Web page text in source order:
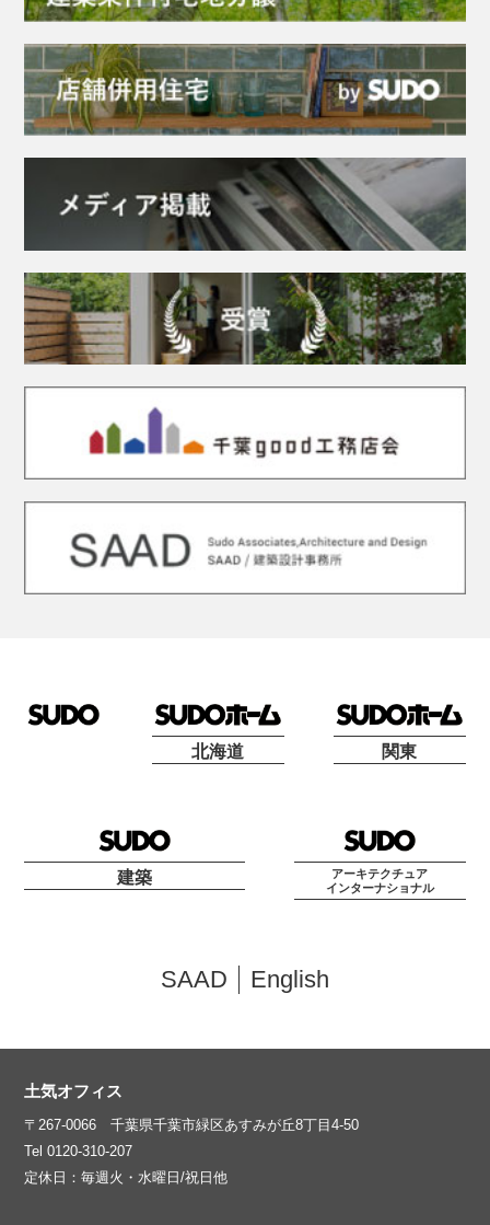
北海道 関東
建築
アーキテクチュア
インターナショナル
SAAD English
土気オフィス
〒267-0066 千葉県千葉市緑区あすみが丘8丁目4-50
Tel 0120-310-207
定休日：毎週火・水曜日/祝日他